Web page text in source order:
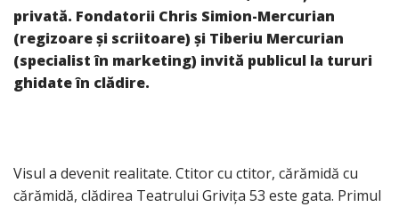
privată. Fondatorii Chris Simion-Mercurian
(regizoare și scriitoare) și Tiberiu Mercurian
(specialist în marketing) invită publicul la tururi
ghidate în clădire.
Visul a devenit realitate. Ctitor cu ctitor, cărămidă cu
cărămidă, clădirea Teatrului Grivița 53 este gata. Primul